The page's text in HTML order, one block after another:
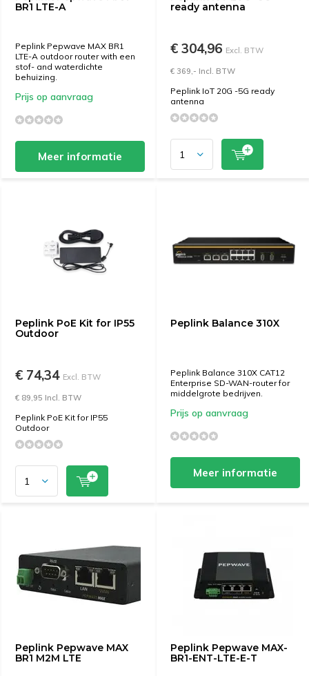
BR1 LTE-A
Peplink Pepwave MAX BR1
LTE-A outdoor router with een
stof- and waterdichte
behuizing.
Prijs op aanvraag
Meer informatie
ready antenna
€ 304,96 Excl. BTW
€ 369,- Incl. BTW
Peplink IoT 20G -5G ready
antenna
Peplink PoE Kit for IP55
Outdoor
€ 74,34 Excl. BTW
€ 89,95 Incl. BTW
Peplink PoE Kit for IP55
Outdoor
Peplink Balance 310X
Peplink Balance 310X CAT12
Enterprise SD-WAN-router for
middelgrote bedrijven.
Prijs op aanvraag
Meer informatie
Peplink Pepwave MAX
BR1 M2M LTE
Peplink Pepwave MAX-
BR1-ENT-LTE-E-T